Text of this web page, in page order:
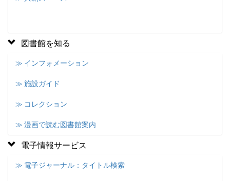
図書館を知る
≫ インフォメーション
≫ 施設ガイド
≫ コレクション
≫ 漫画で読む図書館案内
電子情報サービス
≫ 電子ジャーナル：タイトル検索